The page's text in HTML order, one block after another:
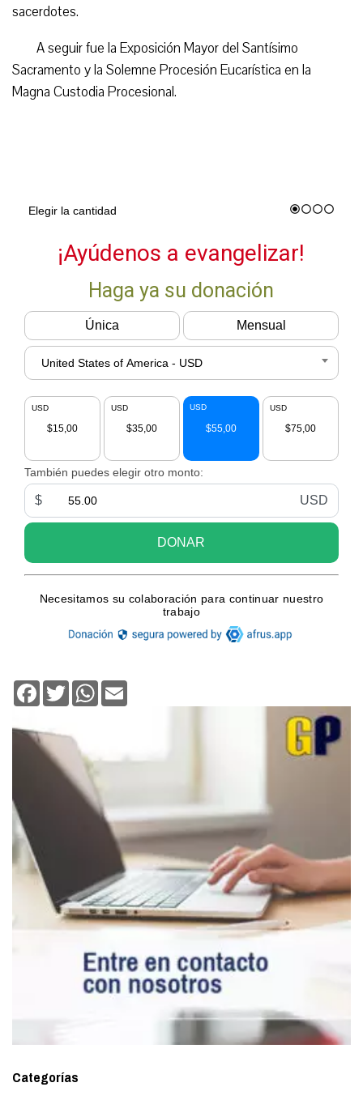
sacerdotes.
A seguir fue la Exposición Mayor del Santísimo
Sacramento y la Solemne Procesión Eucarística en la
Magna Custodia Procesional.
Facebook
TwitterWhatsApp
Categorías